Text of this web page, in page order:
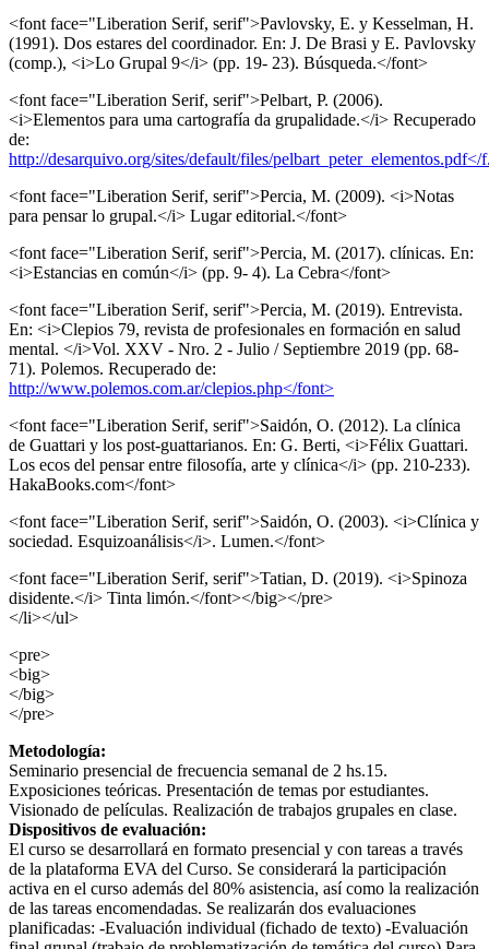
<font face="Liberation Serif, serif">Pavlovsky, E. y Kesselman, H.
(1991). Dos estares del coordinador. En: J. De Brasi y E. Pavlovsky
(comp.), <i>Lo Grupal 9</i> (pp. 19- 23). Búsqueda.</font>
<font face="Liberation Serif, serif">Pelbart, P. (2006).
<i>Elementos para uma cartografía da grupalidade.</i> Recuperado
de:
http://desarquivo.org/sites/default/files/pelbart_peter_elementos.pdf</
<font face="Liberation Serif, serif">Percia, M. (2009). <i>Notas
para pensar lo grupal.</i> Lugar editorial.</font>
<font face="Liberation Serif, serif">Percia, M. (2017). clínicas. En:
<i>Estancias en común</i> (pp. 9- 4). La Cebra</font>
<font face="Liberation Serif, serif">Percia, M. (2019). Entrevista.
En: <i>Clepios 79, revista de profesionales en formación en salud
mental. </i>Vol. XXV - Nro. 2 - Julio / Septiembre 2019 (pp. 68-
71). Polemos. Recuperado de:
http://www.polemos.com.ar/clepios.php</font>
<font face="Liberation Serif, serif">Saidón, O. (2012). La clínica
de Guattari y los post-guattarianos. En: G. Berti, <i>Félix Guattari.
Los ecos del pensar entre filosofía, arte y clínica</i> (pp. 210-233).
HakaBooks.com</font>
<font face="Liberation Serif, serif">Saidón, O. (2003). <i>Clínica y
sociedad. Esquizoanálisis</i>. Lumen.</font>
<font face="Liberation Serif, serif">Tatian, D. (2019). <i>Spinoza
disidente.</i> Tinta limón.</font></big></pre>
</li></ul>
<pre>
<big>
</big>
</pre>
Metodología:
Seminario presencial de frecuencia semanal de 2 hs.15.
Exposiciones teóricas. Presentación de temas por estudiantes.
Visionado de películas. Realización de trabajos grupales en clase.
Dispositivos de evaluación:
El curso se desarrollará en formato presencial y con tareas a través
de la plataforma EVA del Curso. Se considerará la participación
activa en el curso además del 80% asistencia, así como la realización
de las tareas encomendadas. Se realizarán dos evaluaciones
planificadas: -Evaluación individual (fichado de texto) -Evaluación